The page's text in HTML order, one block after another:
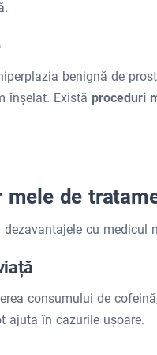
benignă de
înșelat. Există proceduri
mele de
cu medicul
consumului de
ajuta în cazurile ușoare.